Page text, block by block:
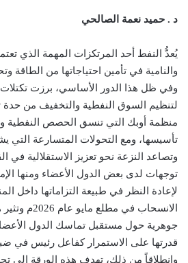
د . حميد نعمة الصالحي
يُعدُّ النفط أحد المرتكزات المهمة الذي
والنامية في تأمين احتياجاتها من الطاقة
وفي ظل هذا الدور الأساسي، برزت
لتنظيم السوق النفطية والتخفيف من حدة
منظمة أوبك التي تنسق الحصص النفطية
تأسيسها، ومع التحولات المتسارعة التي
وتصاعد النزعة نحو تعزيز الاستقلالية في
توجهات لدى بعض الدول الأعضاء ومنها
لإعادة النظر في طبيعة التزاماتها داخل
الانسحاب في
جوهرية حول مستقبل تماسك الدول
قدرتها على الاستمرار كفاعل رئيس في
وانطلاقاً من ذلك، تهدف هذه الورقة إلى